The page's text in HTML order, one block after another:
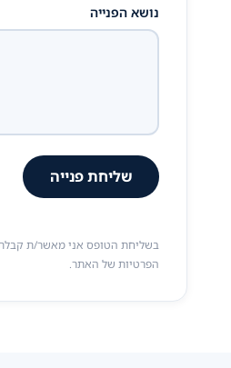
נושא הפנייה
שליחת פנייה
בשליחת הטופס אני מאשר/ת קבלת
הפרטיות של האתר.